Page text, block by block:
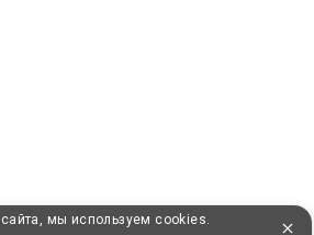
мы используем cookies.